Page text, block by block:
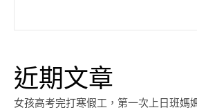
近期文章
女孩高考完打寒假工，第一次上日班媽